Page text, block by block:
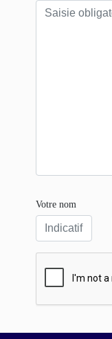
Votre nom